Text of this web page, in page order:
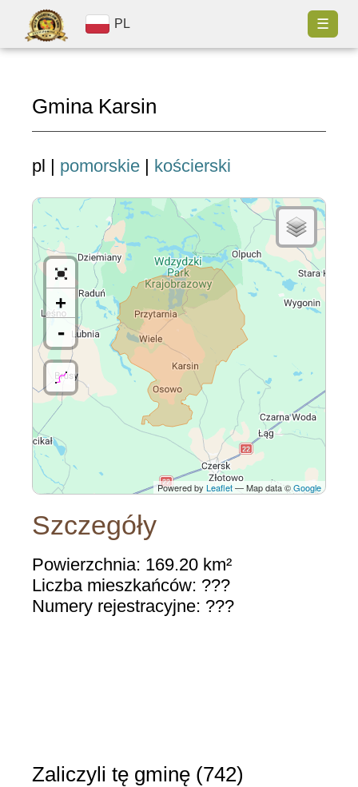
PL ☰
Gmina Karsin
pl | pomorskie | kościerski
+
-
Powered by Leaflet— Map data ©Google
Szczegóły
Powierzchnia: 169.20 km²
Liczba mieszkańców: ???
Numery rejestracyjne: ???
Zaliczyli tę gminę (742)